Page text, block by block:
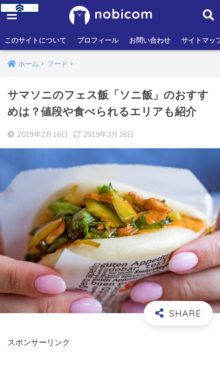
nobicom
このサイトについて プロフィール お問い合わせ サイトマッ
ホーム フード
サマソニのフェス飯「ソニ飯」のおすす
めは？値段や食べられるエリアも紹介
2019年2月16日 2019年3月18日
スポンサーリンク